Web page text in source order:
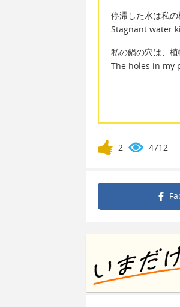
停滞した水は私の
Stagnant water
私の鍋の穴は、植
The holes in my
2 4712